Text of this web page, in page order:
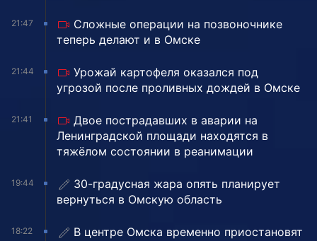
21:47
Сложные операции на позвоночнике
теперь делают и в Омске
21:44
Урожай картофеля оказался под
угрозой после проливных дождей в Омске
21:41
Двое пострадавших в аварии на
Ленинградской площади находятся в
тяжёлом состоянии в реанимации
19:44
30-градусная жара опять планирует
вернуться в Омскую область
18:22
В центре Омска временно приостановят